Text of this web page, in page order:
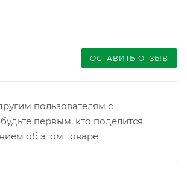
ОСТАВИТЬ ОТЗЫВ
пользователям с
первым, кто поделится
об этом товаре